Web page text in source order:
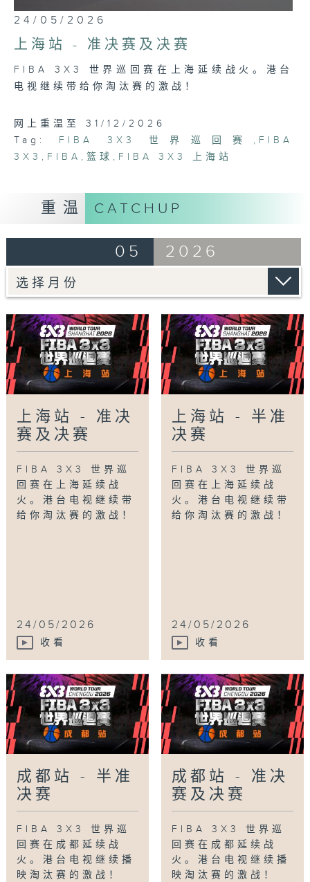
24/05/2026
上海站 - 准决赛及决赛
FIBA 3X3 世界巡回赛在上海延续战火。港台
电视继续带给你淘汰赛的激战！
网上重温至 31/12/2026
Tag:
FIBA 3X3 世界巡回赛 , FIBA
3X3 , FIBA ,篮球 , FIBA 3X3 上海站
重温 CATCHUP
05 2026
上海站 - 准决
赛及决赛
FIBA 3X3 世界巡
回赛在上海延续战
火。港台电视继续带
给你淘汰赛的激战！
24/05/2026
收看
上海站 - 半准
决赛
FIBA 3X3 世界巡
回赛在上海延续战
火。港台电视继续带
给你淘汰赛的激战！
24/05/2026
收看
成都站 - 半准
决赛
FIBA 3X3 世界巡
回赛在成都延续战
火。港台电视继续播
映淘汰赛的激战！
成都站 - 准决
赛及决赛
FIBA 3X3 世界巡
回赛在成都延续战
火。港台电视继续播
映淘汰赛的激战！